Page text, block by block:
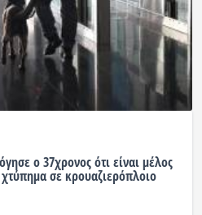
ο 37χρονος ότι είναι μέλος
χτύπημα σε κρουαζιερόπλοιο